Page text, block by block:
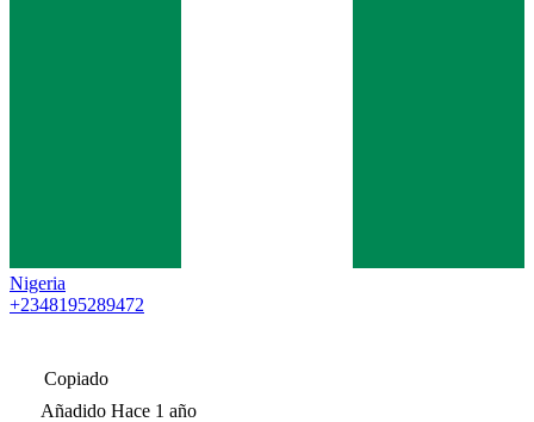
Nigeria
+2348195289472
Copiado
Añadido Hace 1 año